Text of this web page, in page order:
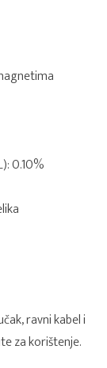
0.10%
ravni kabel i
za korištenje.